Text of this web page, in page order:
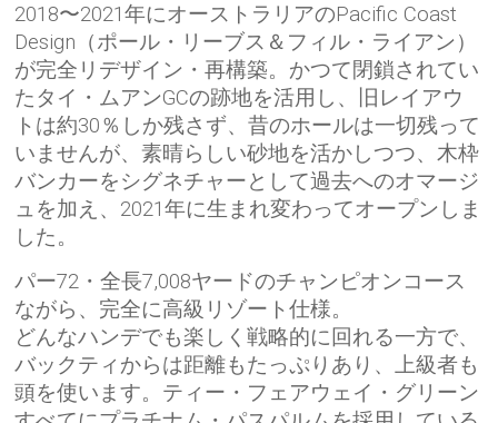
2018〜2021年にオーストラリアのPacific Coast
Design（ポール・リーブス＆フィル・ライアン）
が完全リデザイン・再構築。かつて閉鎖されてい
たタイ・ムアンGCの跡地を活用し、旧レイアウ
トは約30％しか残さず、昔のホールは一切残って
いませんが、素晴らしい砂地を活かしつつ、木枠
バンカーをシグネチャーとして過去へのオマージ
ュを加え、2021年に生まれ変わってオープンしま
した。
パー72・全長7,008ヤードのチャンピオンコース
ながら、完全に高級リゾート仕様。
どんなハンデでも楽しく戦略的に回れる一方で、
バックティからは距離もたっぷりあり、上級者も
頭を使います。ティー・フェアウェイ・グリーン